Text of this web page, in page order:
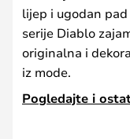
lijep i ugodan
serije Diablo
originalna i
iz mode.
Pogledajte i